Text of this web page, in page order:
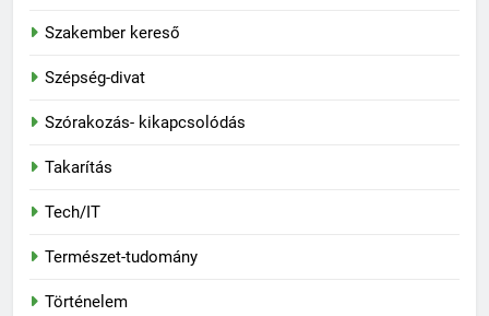
Szakember kereső
Szépség-divat
Szórakozás- kikapcsolódás
Takarítás
Tech/IT
Természet-tudomány
Történelem